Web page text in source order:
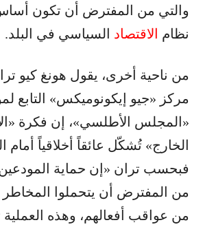
والتي من المفترض أن تكون
نظام الاقتصاد السياسي في البلد.
من ناحية أخرى، يقول هونغ كيو
مركز «جيو إيكونوميكس» التابع
«المجلس الأطلسي»، إن فكرة
الخارج» تُشكّل عائقاً أخلاقياً أمام
فبحسب تران «إن حماية المودعين
من المفترض أن يتحملوا المخاطر
من عواقب أفعالهم، وهذه